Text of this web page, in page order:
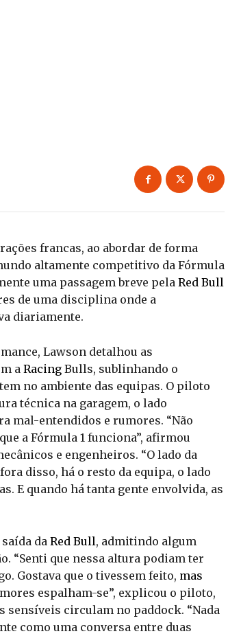
francas, ao abordar de forma
altamente competitivo da Fórmula
uma passagem breve pelaRed Bull
de uma disciplina onde a
diariamente.
Lawson detalhou as
aRacing Bulls, sublinhando o
no ambiente das equipas. O piloto
técnica na garagem, o lado
mal-entendidos e rumores. “Não
a Fórmula 1 funciona”, afirmou
e engenheiros. “O lado da
fora disso, há o resto da equipa, o lado
E quando há tanta gente envolvida, as
daRed Bull, admitindo algum
“Senti que nessa altura podiam ter
Gostava que o tivessem feito, mas
espalham-se”, explicou o piloto,
sensíveis circulam no paddock. “Nada
como uma conversa entre duas